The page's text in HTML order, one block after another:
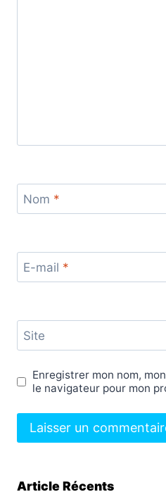
Nom *
E-mail *
Site
Enregistrer mon nom,
le navigateur pour mon
Article Récents